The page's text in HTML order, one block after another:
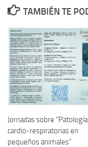
TAMBIÉN TE
Jornadas sobre
cardio-respiratorias en
pequeños animales”